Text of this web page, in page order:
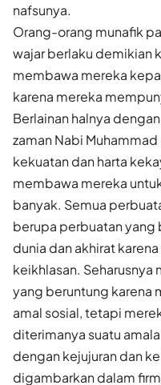
nafsunya.
Orang-orang munafik
wajar berlaku demikian
membawa mereka
karena mereka
Berlainan halnya
zaman Nabi
kekuatan dan harta
membawa mereka
banyak. Semua
berupa perbuatan yang
dunia dan akhirat
keikhlasan.
yang beruntung karena
amal sosial, tetapi
diterimanya suatu
dengan kejujuran dan
digambarkan dalam